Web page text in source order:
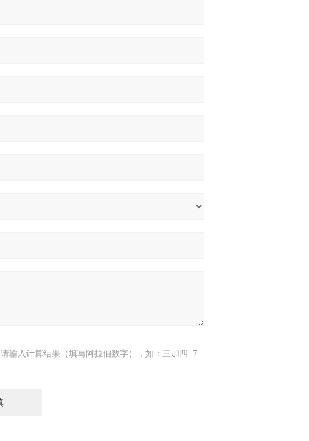
请输入计算结果（填写阿拉伯数字），如：三加四=7